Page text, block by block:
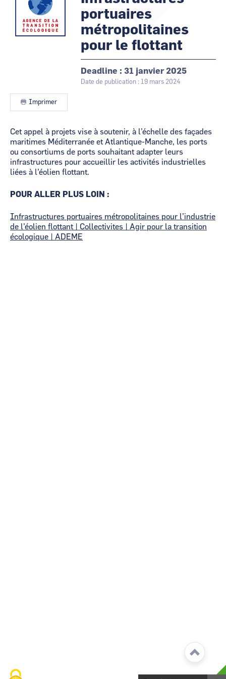
CCI Business
Occitanie
CCI Business
CCI Business
Occitanie
CCI Business
Pays de la Loire
portuaires
métropolitaines
pour le flottant
Deadline 31 janvier 2025
Date de publication : 19 mars 2024
Imprimer
Contenu
Cet appel à projets vise à soutenir, à l’échelle des façades
maritimes Méditerranée et Atlantique-Manche, les ports
ou consortiums de ports souhaitant adapter leurs
infrastructures pour accueillir les activités industrielles
liées à l’éolien flottant.
POUR ALLER PLUS LOIN :
Infrastructures portuaires métropolitaines pour l’industrie
de l’éolien flottant | Collectivites | Agir pour la transition
écologique | ADEME